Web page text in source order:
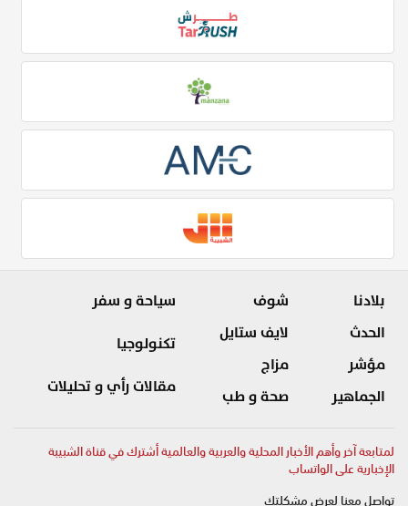
بلادنا
الحدث
مؤشر
الجماهير
شوف
لايف ستايل
مزاج
صحة و طب
سياحة و سفر
تكنولوجيا
مقالات رأي و تحليلات
لمتابعة آخر وأهم الأخبار المحلية والعربية والعالمية أشترك في قناة الشبيبة
الإخبارية على الواتساب